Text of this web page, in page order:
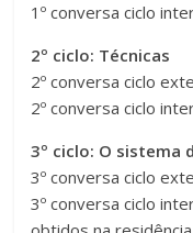
1º conversa ciclo
2º ciclo: Técnicas
2º conversa ciclo
2º conversa ciclo
3º ciclo: O sistema
3º conversa ciclo
3º conversa ciclo